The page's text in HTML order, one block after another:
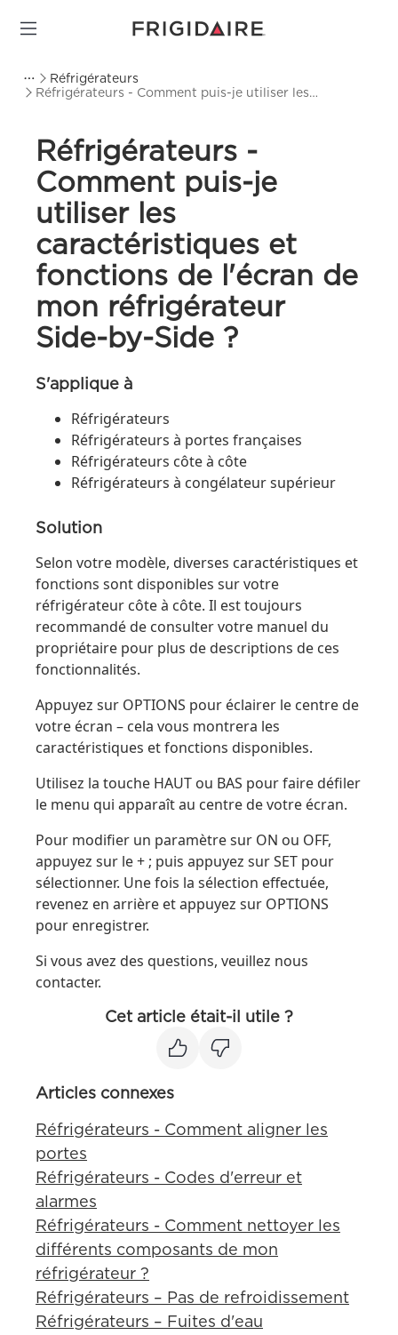
Réfrigérateurs
Réfrigérateurs - Comment puis-je utiliser les
Réfrigérateurs -
Comment puis-je
utiliser les
caractéristiques et
fonctions de l'écran de
mon réfrigérateur
Side-by-Side ?
S'applique à
Réfrigérateurs
Réfrigérateurs à portes françaises
Réfrigérateurs côte à côte
Réfrigérateurs à congélateur supérieur
Solution
Selon votre modèle, diverses caractéristiques et
fonctions sont disponibles sur votre
réfrigérateur côte à côte. Il est toujours
recommandé de consulter votre manuel du
propriétaire pour plus de descriptions de ces
fonctionnalités.
Appuyez sur OPTIONS pour éclairer le centre de
votre écran – cela vous montrera les
caractéristiques et fonctions disponibles.
Utilisez la touche HAUT ou BAS pour faire défiler
le menu qui apparaît au centre de votre écran.
Pour modifier un paramètre sur ON ou OFF,
appuyez sur le + ; puis appuyez sur SET pour
sélectionner. Une fois la sélection effectuée,
revenez en arrière et appuyez sur OPTIONS
pour enregistrer.
Si vous avez des questions, veuillez nous
contacter.
Cet article était-il utile ?
Articles connexes
Réfrigérateurs - Comment aligner les
portes
Réfrigérateurs - Codes d'erreur et
alarmes
Réfrigérateurs - Comment nettoyer les
différents composants de mon
réfrigérateur ?
Réfrigérateurs – Pas de refroidissement
Réfrigérateurs – Fuites d'eau